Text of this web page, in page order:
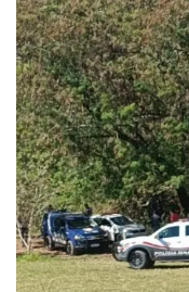
ECONOMIA
Queda dos
agosto 6, 2026